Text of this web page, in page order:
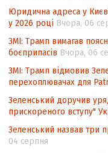
Контент-
нормативно-
Юридична адреса у
у 2026 році Вчора, 06
ЗМІ: Трамп вимагав
боєприпасів Вчора, 06
ЗМІ: Трамп відмовив
перехоплювачах для
Зеленський доручив
прискореного вступу"
Зеленський назвав три
04 серпня